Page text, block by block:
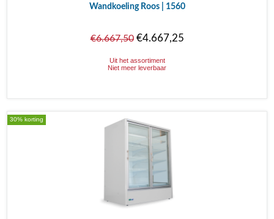
Wandkoeling Roos | 1560
€6.667,50€4.667,25
Uit het assortiment
Niet meer leverbaar
30% korting